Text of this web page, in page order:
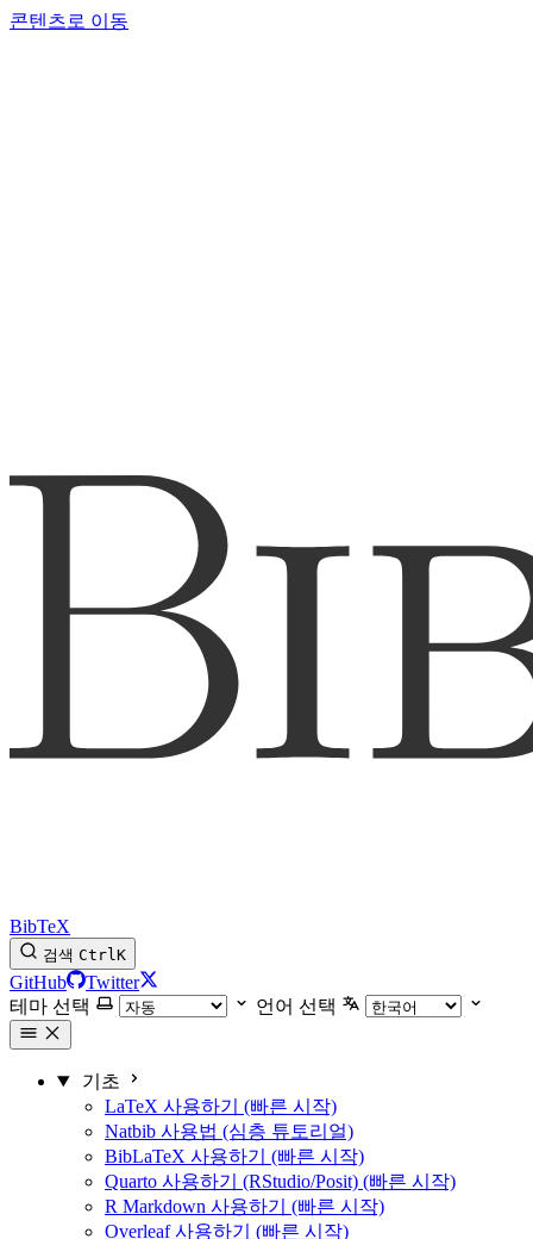
콘텐츠로 이동
BibTeX
검색 CtrlK
GitHub
Twitter
테마 선택
언어 선택
기초
LaTeX 사용하기 (빠른 시작)
Natbib 사용법 (심층 튜토리얼)
BibLaTeX 사용하기 (빠른 시작)
Quarto 사용하기 (RStudio/Posit) (빠른 시작)
R Markdown 사용하기 (빠른 시작)
Overleaf 사용하기 (빠른 시작)